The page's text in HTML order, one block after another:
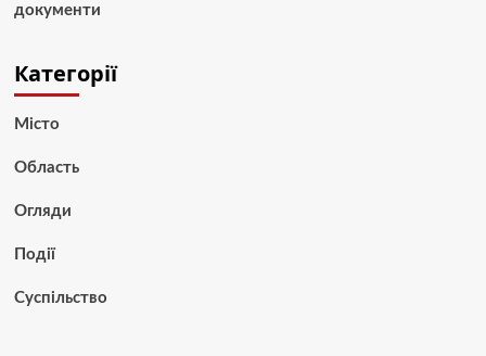
документи
Категорії
Місто
Область
Огляди
Події
Суспільство